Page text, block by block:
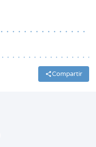
Compartir